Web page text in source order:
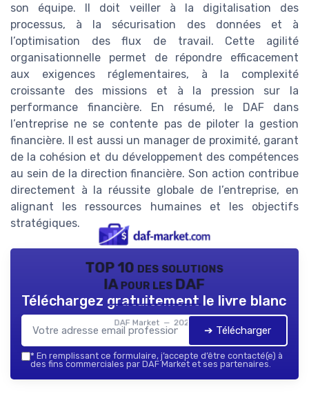
son équipe. Il doit veiller à la digitalisation des
processus, à la sécurisation des données et à
l’optimisation des flux de travail. Cette agilité
organisationnelle permet de répondre efficacement
aux exigences réglementaires, à la complexité
croissante des missions et à la pression sur la
performance financière. En résumé, le DAF dans
l’entreprise ne se contente pas de piloter la gestion
financière. Il est aussi un manager de proximité, garant
de la cohésion et du développement des compétences
au sein de la direction financière. Son action contribue
directement à la réussite globale de l’entreprise, en
alignant les ressources humaines et les objectifs
stratégiques.
TOP 10 des solutions
IA pour les DAF
DAF Market — 2026
Téléchargez gratuitement le livre blanc
➔ Télécharger
* En remplissant ce formulaire, j’accepte d’être contacté(e) à
des fins commerciales par DAF Market et ses partenaires.